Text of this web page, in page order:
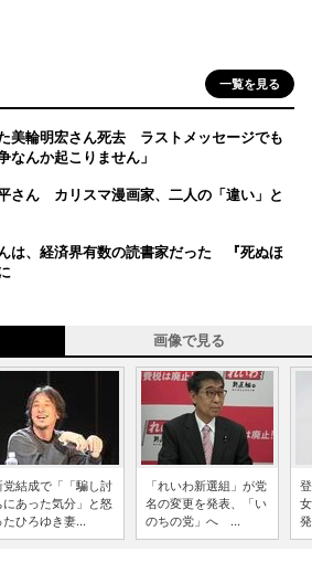
一覧を見る
美輪明宏さん死去 ラストメッセージでも
んか起こりません」
さん カリスマ漫画家、二人の「違い」と
は、経済界有数の読書家だった 『死ぬほ
画像で見る
党結成で「「騙し討
にあった気分」と怒
たひろゆき妻...
「れいわ新選組」が党
名の変更を発表、「い
のちの党」へ ...